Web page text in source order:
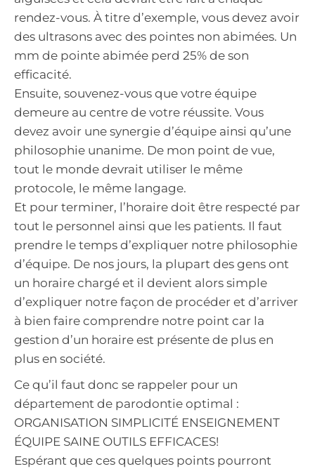
rendez-vous. À titre d’exemple, vous devez avoir
des ultrasons avec des pointes non abimées. Un
mm de pointe abimée perd 25% de son
efficacité.
Ensuite, souvenez-vous que votre équipe
demeure au centre de votre réussite. Vous
devez avoir une synergie d’équipe ainsi qu’une
philosophie unanime. De mon point de vue,
tout le monde devrait utiliser le même
protocole, le même langage.
Et pour terminer, l’horaire doit être respecté par
tout le personnel ainsi que les patients. Il faut
prendre le temps d’expliquer notre philosophie
d’équipe. De nos jours, la plupart des gens ont
un horaire chargé et il devient alors simple
d’expliquer notre façon de procéder et d’arriver
à bien faire comprendre notre point car la
gestion d’un horaire est présente de plus en
plus en société.
Ce qu’il faut donc se rappeler pour un
département de parodontie optimal :
ORGANISATION SIMPLICITÉ ENSEIGNEMENT
ÉQUIPE SAINE OUTILS EFFICACES!
Espérant que ces quelques points pourront